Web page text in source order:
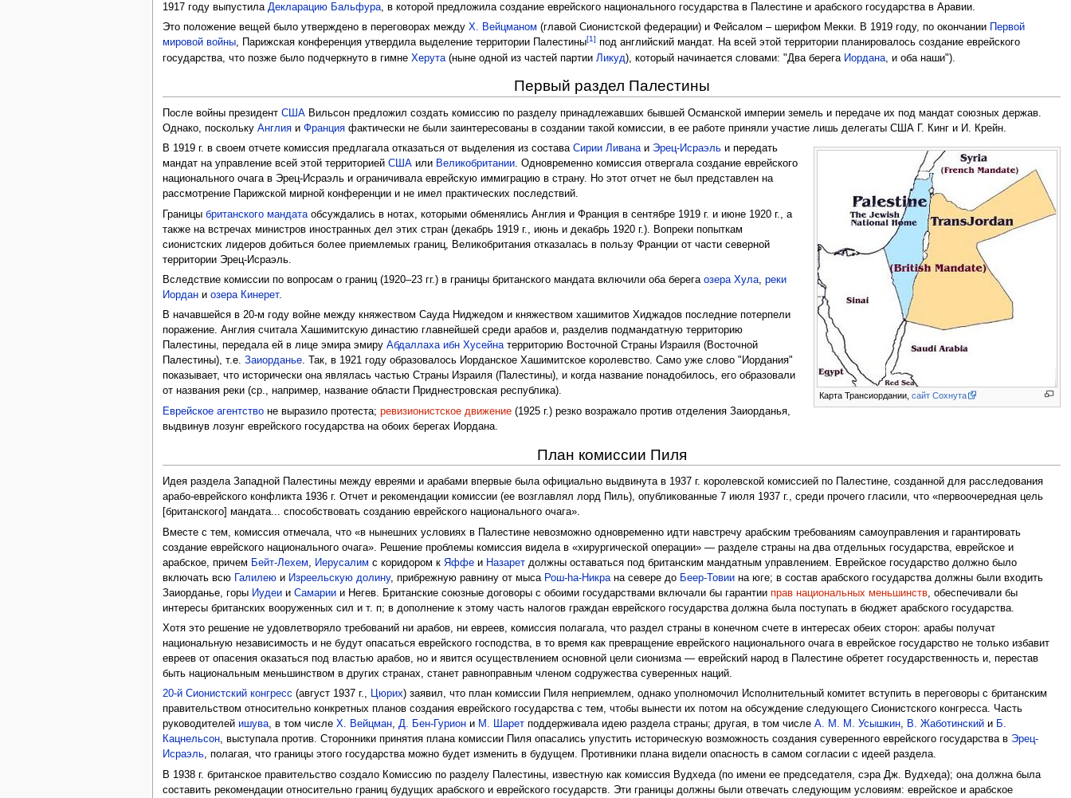
1917 году выпустилаДекларацию Бальфура, в которой предложила создание еврейского национального государства в Палестине и арабского государства в Аравии.
Это положение вещей было утверждено в переговорах междуХ. Вейцманом (главой Сионистской федерации) и Фейсалом – шерифом Мекки. В 1919 году, по окончании
Первой
мировой войны, Парижская конференция утвердила выделение территории Палестины[1] под английский мандат. На всей этой территории планировалось создание еврейского
государства, что позже было подчеркнуто в гимнеХерута (ныне одной из частей партии Ликуд), который начинается словами: "Два берега Иордана , и оба наши").
Первый раздел Палестины
После войны президентСША Вильсон предложил создать комиссию по разделу принадлежавших бывшей Османской империи земель и передаче их под мандат союзных держав.
Однако, посколькуАнглия иФранция фактически не были заинтересованы в создании такой комиссии, в ее работе приняли участие лишь делегаты США Г. Кинг и И. Крейн.
Карта Трансиордании,сайт Сохнута
В 1919 г. в своем отчете комиссия предлагала отказаться от выделения из составаСирии Ливанаи Эрец-Исраэль и передать
мандат на управление всей этой территориейСША или Великобритании. Одновременно комиссия отвергала создание еврейского
национального очага в Эрец-Исраэль и ограничивала еврейскую иммиграцию в страну. Но этот отчет не был представлен на
рассмотрение Парижской мирной конференции и не имел практических последствий.
Границыбританского мандата обсуждались в нотах, которыми обменялись Англия и Франция в сентябре 1919 г. и июне 1920 г., а
также на встречах министров иностранных дел этих стран (декабрь 1919 г., июнь и декабрь 1920 г.). Вопреки попыткам
сионистских лидеров добиться более приемлемых границ, Великобритания отказалась в пользу Франции от части северной
территории Эрец-Исраэль.
Вследствие комиссии по вопросам о границ (1920–23 гг.) в границы британского мандата включили оба берегаозера Хула,реки
Иордан иозера Кинерет.
В начавшейся в 20-м году войне между княжеством Сауда Ниджедом и княжеством хашимитов Хиджадов последние потерпели
поражение. Англия считала Хашимитскую династию главнейшей среди арабов и, разделив подмандатную территорию
Палестины, передала ей в лице эмира эмируАбдаллаха ибн Хусейнатерриторию Восточной Страны Израиля (Восточной
Палестины), т.е.Заиорданье. Так, в 1921 году образовалось Иорданское Хашимитское королевство. Само уже слово "Иордания"
показывает, что исторически она являлась частью Страны Израиля (Палестины), и когда название понадобилось, его образовали
от названия реки (ср., например, название области Приднестровская республика).
Еврейское агентство не выразило протеста;ревизионистское движение (1925 г.) резко возражало против отделения Заиорданья,
выдвинув лозунг еврейского государства на обоих берегах Иордана.
План комиссии Пиля
Идея раздела Западной Палестины между евреями и арабами впервые была официально выдвинута в 1937 г. королевской комиссией по Палестине, созданной для расследования
арабо-еврейского конфликта 1936 г. Отчет и рекомендации комиссии (ее возглавлял лорд Пиль), опубликованные 7 июля 1937 г., среди прочего гласили, что «первоочередная цель
[британского] мандата... способствовать созданию еврейского национального очага».
Вместе с тем, комиссия отмечала, что «в нынешних условиях в Палестине невозможно одновременно идти навстречу арабским требованиям самоуправления и гарантировать
создание еврейского национального очага». Решение проблемы комиссия видела в «хирургической операции» — разделе страны на два отдельных государства, еврейское и
арабское, причем Бейт-Лехем Иерусалим с коридором к Яффе и Назарет должны оставаться под британским мандатным управлением. Еврейское государство должно было
включать всю Галилею и Изреельскую долину, прибрежную равнину от мыса Рош-hа-Никра на севере до Беер-Товии на юге; в состав арабского государства должны были входить
Заиорданье, горы Иудеи иСамарии и Негев. Британские союзные договоры с обоими государствами включали бы гарантииправ национальных меньшинств , обеспечивали бы
интересы британских вооруженных сил и т. п; в дополнение к этому часть налогов граждан еврейского государства должна была поступать в бюджет арабского государства.
Хотя это решение не удовлетворяло требований ни арабов, ни евреев, комиссия полагала, что раздел страны в конечном счете в интересах обеих сторон: арабы получат
национальную независимость и не будут опасаться еврейского господства, в то время как превращение еврейского национального очага в еврейское государство не только избавит
евреев от опасения оказаться под властью арабов, но и явится осуществлением основной цели сионизма — еврейский народ в Палестине обретет государственность и, перестав
быть национальным меньшинством в других странах, станет равноправным членом содружества суверенных наций.
20-й Сионистский конгресс (август 1937 г., Цюрих) заявил, что план комиссии Пиля неприемлем, однако уполномочил Исполнительный комитет вступить в переговоры с британским
правительством относительно конкретных планов создания еврейского государства с тем, чтобы вынести их потом на обсуждение следующего Сионистского конгресса. Часть
руководителейишува, в том числеХ. Вейцман,Д. Бен-Гурион и М. Шарет поддерживала идею раздела страны; другая, в том числеА. М. М. Усышкин, В. Жаботинский и Б.
Кацнельсон, выступала против. Сторонники принятия плана комиссии Пиля опасались упустить историческую возможность создания суверенного еврейского государства в Эрец-
Исраэль, полагая, что границы этого государства можно будет изменить в будущем. Противники плана видели опасность в самом согласии с идеей раздела.
В 1938 г. британское правительство создало Комиссию по разделу Палестины, известную как комиссия Вудхеда (по имени ее председателя, сэра Дж. Вудхеда); она должна была
составить рекомендации относительно границ будущих арабского и еврейского государств. Эти границы должны были отвечать следующим условиям: еврейское и арабское